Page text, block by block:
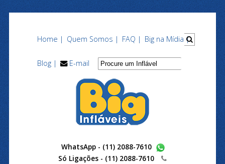
Home | Quem Somos | FAQ | Big na Mídia |
Blog | E-mail
WhatsApp - (11) 2088-7610
Só Ligações - (11) 2088-7610